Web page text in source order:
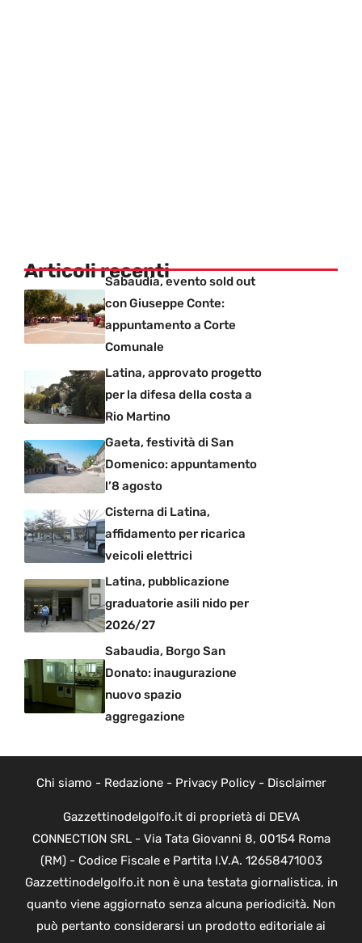
Articoli recentiSabaudia, evento sold out
con Giuseppe Conte:
appuntamento a Corte
Comunale
Latina, approvato progetto
per la difesa della costa a
Rio Martino
Gaeta, festività di San
Domenico: appuntamento
l’8 agosto
Cisterna di Latina,
affidamento per ricarica
veicoli elettrici
Latina, pubblicazione
graduatorie asili nido per
2026/27
Sabaudia, Borgo San
Donato: inaugurazione
nuovo spazio
aggregazione
Chi siamo - Redazione- Privacy Policy- Disclaimer
Gazzettinodelgolfo.it di proprietà di DEVA
CONNECTION SRL - Via Tata Giovanni 8, 00154 Roma
(RM) - Codice Fiscale e Partita I.V.A. 12658471003
Gazzettinodelgolfo.it non è una testata giornalistica, in
quanto viene aggiornato senza alcuna periodicità. Non
può pertanto considerarsi un prodotto editoriale ai